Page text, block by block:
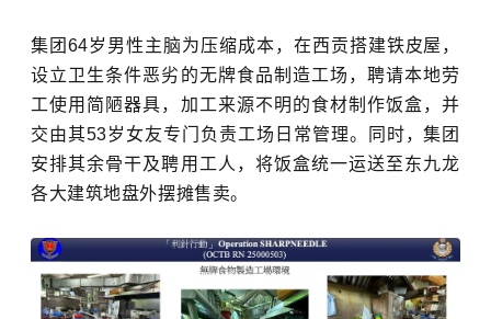
集团64岁男性主脑为压缩成本，在西贡搭建铁皮屋，
设立卫生条件恶劣的无牌食品制造工场，聘请本地劳
工使用简陋器具，加工来源不明的食材制作饭盒，并
交由其53岁女友专门负责工场日常管理。同时，集团
安排其余骨干及聘用工人，将饭盒统一运送至东九龙
各大建筑地盘外摆摊售卖。